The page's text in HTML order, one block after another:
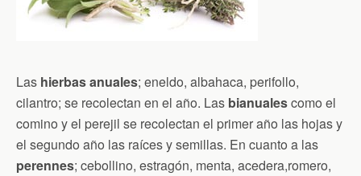
Las hierbas anuales; eneldo, albahaca, perifollo,
cilantro; se recolectan en el año. Las bianualescomo el
comino y el perejil se recolectan el primer año las hojas y
el segundo año las raíces y semillas. En cuanto a las
perennes; cebollino, estragón, menta, acedera,romero,